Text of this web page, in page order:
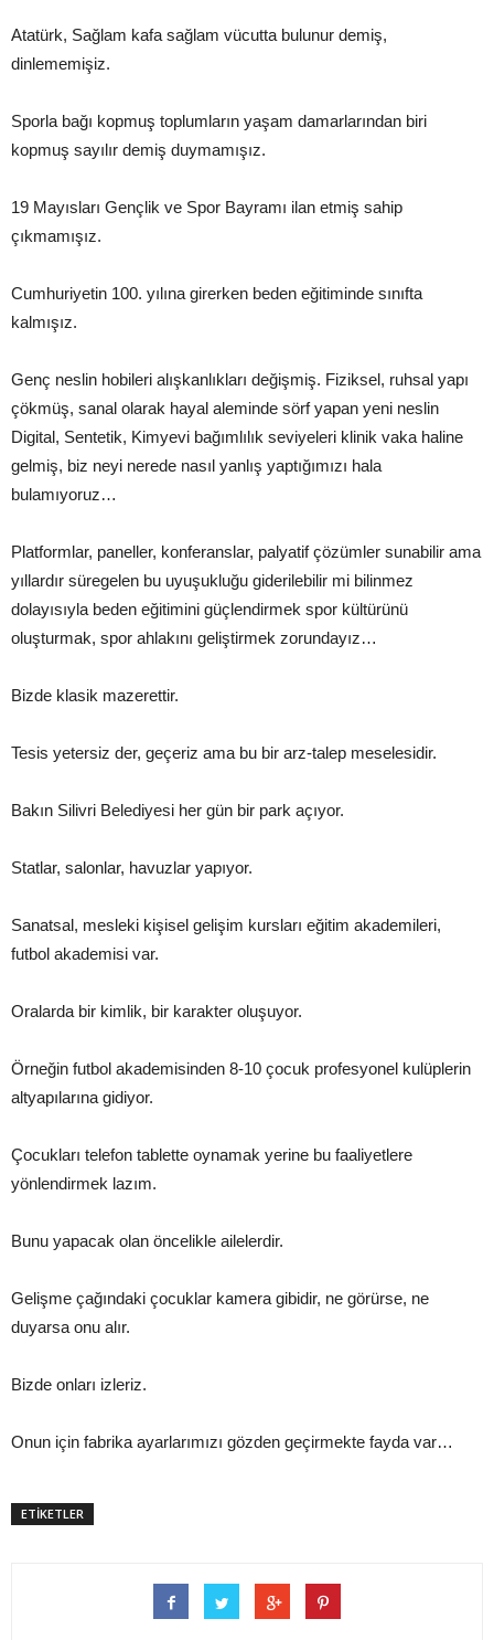
Atatürk, Sağlam kafa sağlam vücutta bulunur demiş,
dinlememişiz.
Sporla bağı kopmuş toplumların yaşam damarlarından biri
kopmuş sayılır demiş duymamışız.
19 Mayısları Gençlik ve Spor Bayramı ilan etmiş sahip
çıkmamışız.
Cumhuriyetin 100. yılına girerken beden eğitiminde sınıfta
kalmışız.
Genç neslin hobileri alışkanlıkları değişmiş. Fiziksel, ruhsal yapı
çökmüş, sanal olarak hayal aleminde sörf yapan yeni neslin
Digital, Sentetik, Kimyevi bağımlılık seviyeleri klinik vaka haline
gelmiş, biz neyi nerede nasıl yanlış yaptığımızı hala
bulamıyoruz…
Platformlar, paneller, konferanslar, palyatif çözümler sunabilir ama
yıllardır süregelen bu uyuşukluğu giderilebilir mi bilinmez
dolayısıyla beden eğitimini güçlendirmek spor kültürünü
oluşturmak, spor ahlakını geliştirmek zorundayız…
Bizde klasik mazerettir.
Tesis yetersiz der, geçeriz ama bu bir arz-talep meselesidir.
Bakın Silivri Belediyesi her gün bir park açıyor.
Statlar, salonlar, havuzlar yapıyor.
Sanatsal, mesleki kişisel gelişim kursları eğitim akademileri,
futbol akademisi var.
Oralarda bir kimlik, bir karakter oluşuyor.
Örneğin futbol akademisinden 8-10 çocuk profesyonel kulüplerin
altyapılarına gidiyor.
Çocukları telefon tablette oynamak yerine bu faaliyetlere
yönlendirmek lazım.
Bunu yapacak olan öncelikle ailelerdir.
Gelişme çağındaki çocuklar kamera gibidir, ne görürse, ne
duyarsa onu alır.
Bizde onları izleriz.
Onun için fabrika ayarlarımızı gözden geçirmekte fayda var…
ETİKETLER